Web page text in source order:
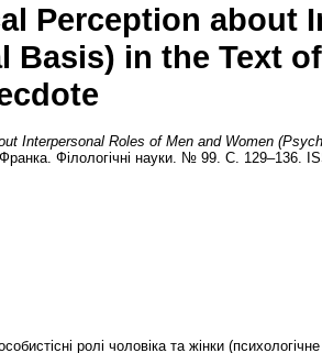
Perception about
Basis) in the Text
Interpersonal Roles of Men and Women
Філологічні науки. № 99. С. 129–136.
ролі чоловіка та жінки (психологічне